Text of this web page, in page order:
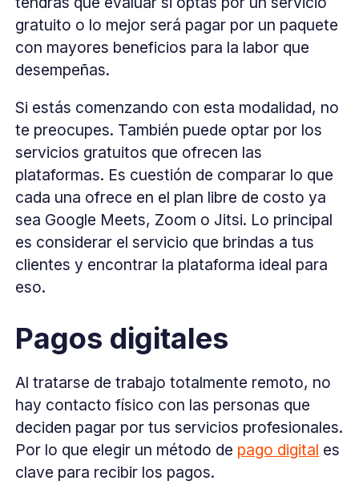
gratuito o lo mejor será pagar por un paquete
con mayores beneficios para la labor que
desempeñas.
Si estás comenzando con esta modalidad, no
te preocupes. También puede optar por los
servicios gratuitos que ofrecen las
plataformas. Es cuestión de comparar lo que
cada una ofrece en el plan libre de costo ya
sea Google Meets, Zoom o Jitsi. Lo principal
es considerar el servicio que brindas a tus
clientes y encontrar la plataforma ideal para
eso.
Pagos digitales
Al tratarse de trabajo totalmente remoto, no
hay contacto físico con las personas que
deciden pagar por tus servicios profesionales.
Por lo que elegir un método de pago digital es
clave para recibir los pagos.